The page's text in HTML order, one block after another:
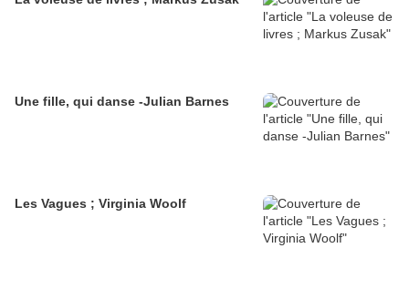
Une fille, qui danse -Julian Barnes
Les Vagues ; Virginia Woolf